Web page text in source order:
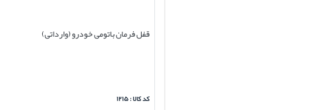
قفل فرمان باتومی خودرو (وارداتی)
کد کالا : ۱۲۱۵